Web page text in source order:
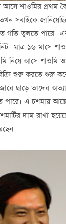
আসে শাওমির প্রথম
সবাইকে
গতি তুলতে পারে।
মাত্র ১৬ মাসে
নিয়ে আসে শাওমি
শুরু করতে শুরু করে
ছাড়ে তাদের
এ চশমায় আছে
দাম রাখা